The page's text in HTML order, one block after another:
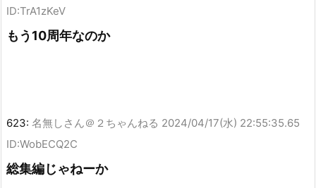
ID:TrA1zKeV
もう10周年なのか
623: 名無しさん＠２ちゃんねる 2024/04/17(水) 22:55:35.65
ID:WobECQ2C
総集編じゃねーか